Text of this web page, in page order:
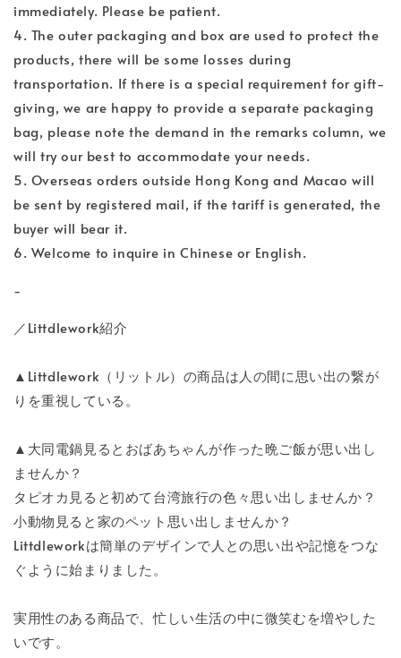
immediately. Please be patient.
4. The outer packaging and box are used to protect the
products, there will be some losses during
transportation. If there is a special requirement for gift-
giving, we are happy to provide a separate packaging
bag, please note the demand in the remarks column, we
will try our best to accommodate your needs.
5. Overseas orders outside Hong Kong and Macao will
be sent by registered mail, if the tariff is generated, the
buyer will bear it.
6. Welcome to inquire in Chinese or English.
-
／Littdlework紹介
▲Littdlework（リットル）の商品は人の間に思い出の繋が
りを重視している。
▲大同電鍋見るとおばあちゃんが作った晩ご飯が思い出し
ませんか？
タピオカ見ると初めて台湾旅行の色々思い出しませんか？
小動物見ると家のペット思い出しませんか？
Littdleworkは簡単のデザインで人との思い出や記憶をつな
ぐように始まりました。
実用性のある商品で、忙しい生活の中に微笑むを増やした
いです。